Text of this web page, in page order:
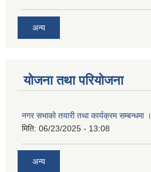
अन्य
योजना तथा परियोजना
नगर सभाको तयारी तथा कार्यक्रम सम्बन्धमा ।
मिति: 06/23/2025 - 13:08
अन्य